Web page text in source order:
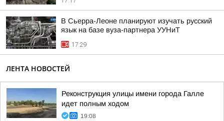
В Сьерра-Леоне планируют изучать русский
язык на базе вуза-партнера УУНиТ
17:29
ЛЕНТА НОВОСТЕЙ
Реконструкция улицы имени города Галле
идет полным ходом
19:08